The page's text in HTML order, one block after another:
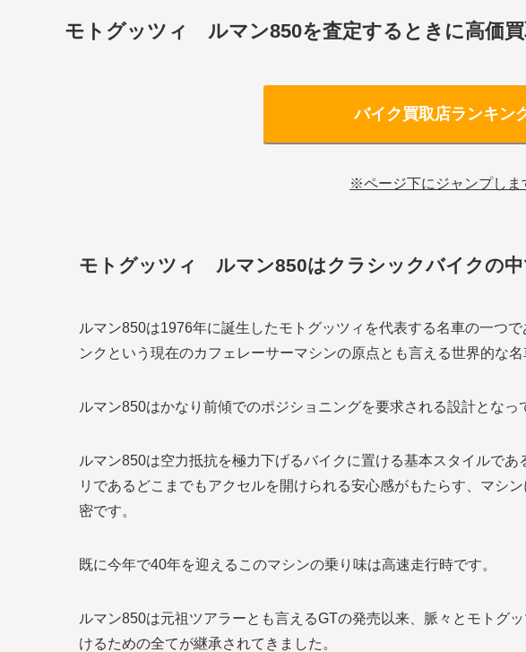
モトグッツィ ルマン850を査定するときに高価買
バイク買取店ランキン
※ページ下にジャンプしま
モトグッツィ ルマン850はクラシックバイクの中
ルマン850は1976年に誕生したモトグッツィを代表する名車の一つ
ンクという現在のカフェレーサーマシンの原点とも言える世界的な名
ルマン850はかなり前傾でのポジショニングを要求される設計となっ
ルマン850は空力抵抗を極力下げるバイクに置ける基本スタイルで
リであるどこまでもアクセルを開けられる安心感がもたらす、マシ
密です。
既に今年で40年を迎えるこのマシンの乗り味は高速走行時です。
ルマン850は元祖ツアラーとも言えるGTの発売以来、脈々とモトグ
けるための全てが継承されてきました。